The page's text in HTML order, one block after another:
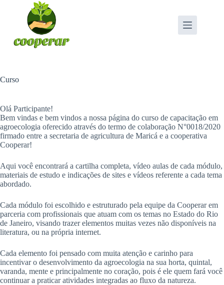
Curso
Olá Participante!
Bem vindas e bem vindos a nossa página do curso de capacitação em
agroecologia oferecido através do termo de colaboração N°0018/2020
firmado entre a secretaria de agricultura de Maricá e a cooperativa
Cooperar!
Aqui você encontrará a cartilha completa, vídeo aulas de cada módulo,
materiais de estudo e indicações de sites e vídeos referente a cada tema
abordado.
Cada módulo foi escolhido e estruturado pela equipe da Cooperar em
parceria com profissionais que atuam com os temas no Estado do Rio
de Janeiro, visando trazer elementos muitas vezes não disponíveis na
literatura, ou na própria internet.
Cada elemento foi pensado com muita atenção e carinho para
incentivar o desenvolvimento da agroecologia na sua horta, quintal,
varanda, mente e principalmente no coração, pois é ele quem fará você
continuar a praticar atividades integradas ao fluxo da natureza.